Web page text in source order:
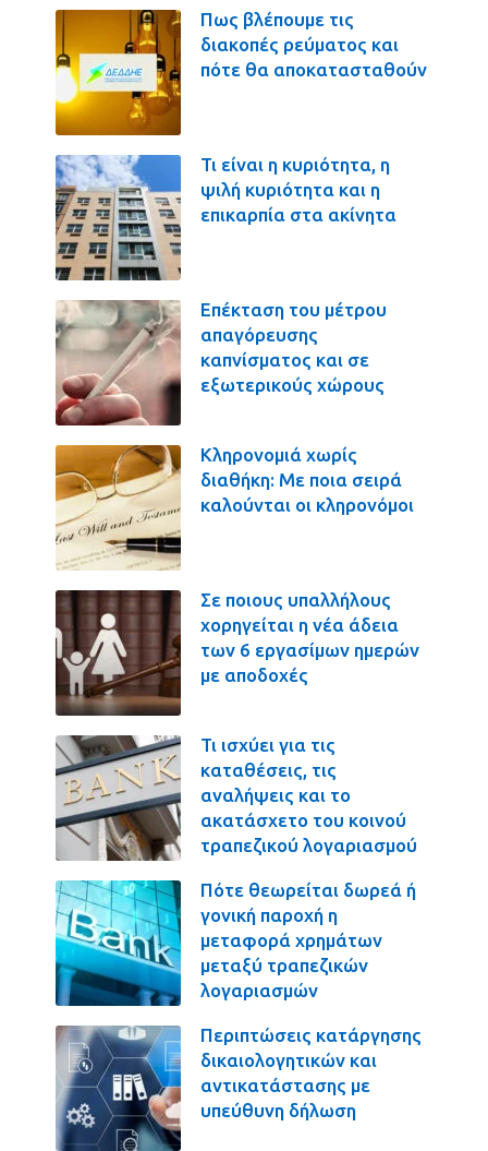
Πως βλέπουμε τις
διακοπές ρεύματος και
πότε θα αποκατασταθούν
Τι είναι η κυριότητα, η
ψιλή κυριότητα και η
επικαρπία στα ακίνητα
Επέκταση του μέτρου
απαγόρευσης
καπνίσματος και σε
εξωτερικούς χώρους
Κληρονομιά χωρίς
διαθήκη: Με ποια σειρά
καλούνται οι κληρονόμοι
Σε ποιους υπαλλήλους
χορηγείται η νέα άδεια
των 6 εργασίμων ημερών
με αποδοχές
Τι ισχύει για τις
καταθέσεις, τις
αναλήψεις και το
ακατάσχετο του κοινού
τραπεζικού λογαριασμού
Πότε θεωρείται δωρεά ή
γονική παροχή η
μεταφορά χρημάτων
μεταξύ τραπεζικών
λογαριασμών
Περιπτώσεις κατάργησης
δικαιολογητικών και
αντικατάστασης με
υπεύθυνη δήλωση